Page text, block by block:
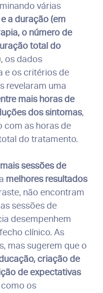
várias
a duração (em
o número de
total do
os dados
e os critérios de
revelaram uma
mais horas de
dos sintomas,
com as horas de
do tratamento.
mais sessões de
melhores resultados
não encontram
sessões de
desempenhem
clínico. As
mas sugerem que o
criação de
de expectativas
os